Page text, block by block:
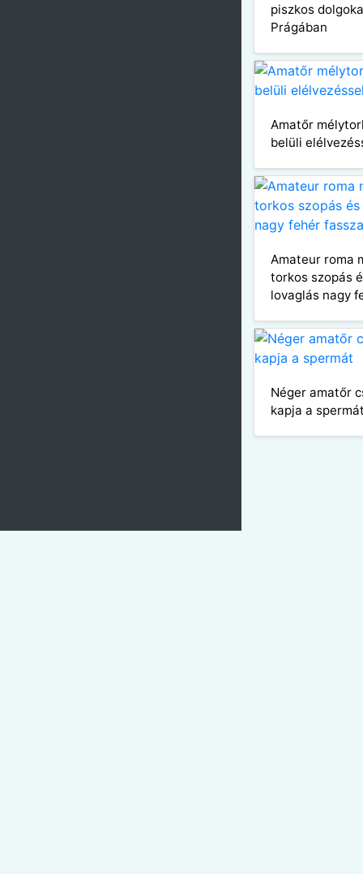
piszkos
Prágában
Amatőr
belüli
Amateur roma
torkos szopás
lovaglás nagy
Néger amatőr
kapja a